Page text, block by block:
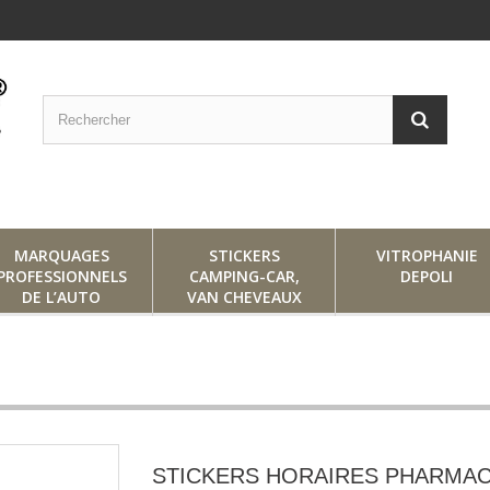
MARQUAGES
DE L’AUTO
STICKERS
CAMPING-CAR,
VAN CHEVEAUX
VITROPHANIE
DEPOLI
STICKERS HORAIRES